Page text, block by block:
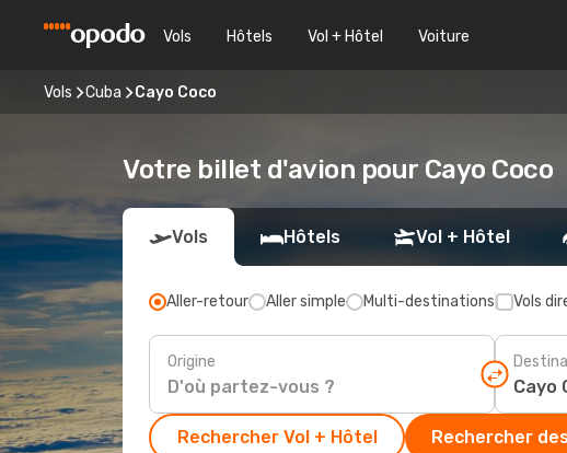
Vols Hôtels Vol + Hôtel Voiture
Vols Cuba Cayo Coco
Votre billet d'avion pour Cayo Coco
Vols Hôtels Vol + Hôtel
Aller-retour Aller simple Multi-destinations Vols
Origine
Rechercher Vol + Hôtel Rechercher